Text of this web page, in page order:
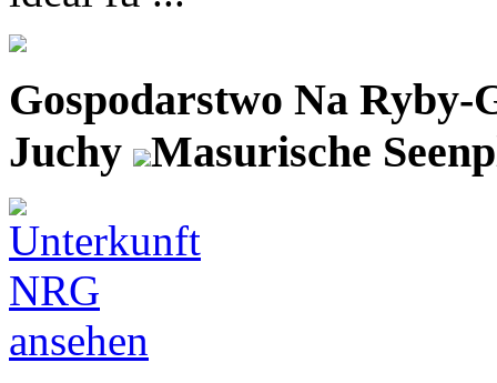
Gospodarstwo Na
Juchy Masurische